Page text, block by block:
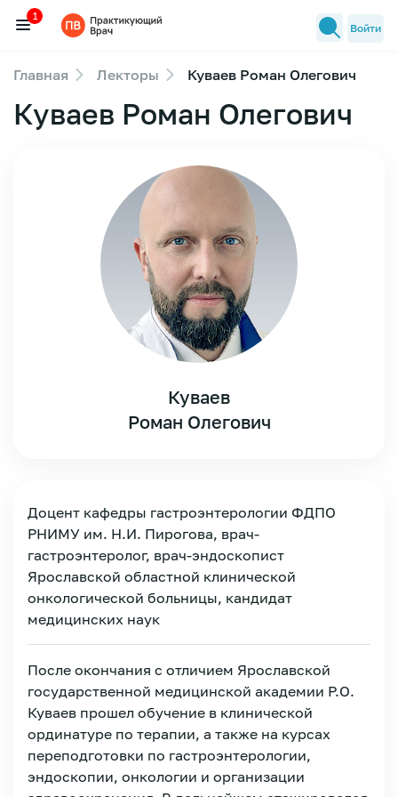
Семинары
Новости медицины1
Зарегистрироваться
1
Войти
Главная Лекторы Куваев Роман Олегович
Куваев Роман Олегович
Куваев
Роман Олегович
Доцент кафедры гастроэнтерологии ФДПО
РНИМУ им. Н.И. Пирогова, врач-
гастроэнтеролог, врач-эндоскопист
Ярославской областной клинической
онкологической больницы, кандидат
медицинских наук
После окончания с отличием Ярославской
государственной медицинской академии Р.О.
Куваев прошел обучение в клинической
ординатуре по терапии, а также на курсах
переподготовки по гастроэнтерологии,
эндоскопии, онкологии и организации